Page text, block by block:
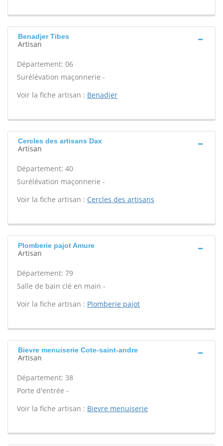
Benadjer Tibes
Artisan
Département: 06
Surélévation maçonnerie -
Voir la fiche artisan : Benadjer
Cercles des artisans Dax
Artisan
Département: 40
Surélévation maçonnerie -
Voir la fiche artisan : Cercles des artisans
Plomberie pajot Amure
Artisan
Département: 79
Salle de bain clé en main -
Voir la fiche artisan : Plomberie pajot
Bievre menuiserie Cote-saint-andre
Artisan
Département: 38
Porte d'entrée -
Voir la fiche artisan : Bievre menuiserie